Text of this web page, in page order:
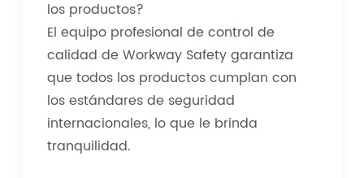
los productos?
El equipo profesional de control de
calidad de Workway Safety garantiza
que todos los productos cumplan con
los estándares de seguridad
internacionales, lo que le brinda
tranquilidad.